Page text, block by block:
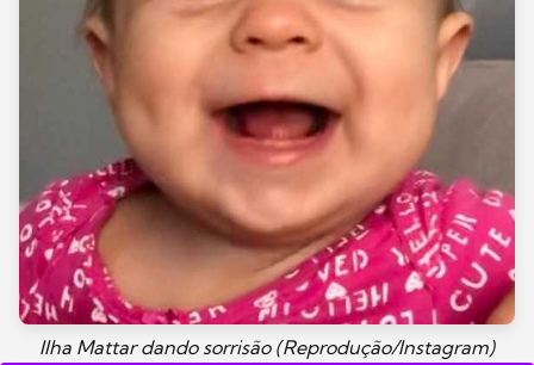
Ilha Mattar dando sorrisão (Reprodução/Instagram)